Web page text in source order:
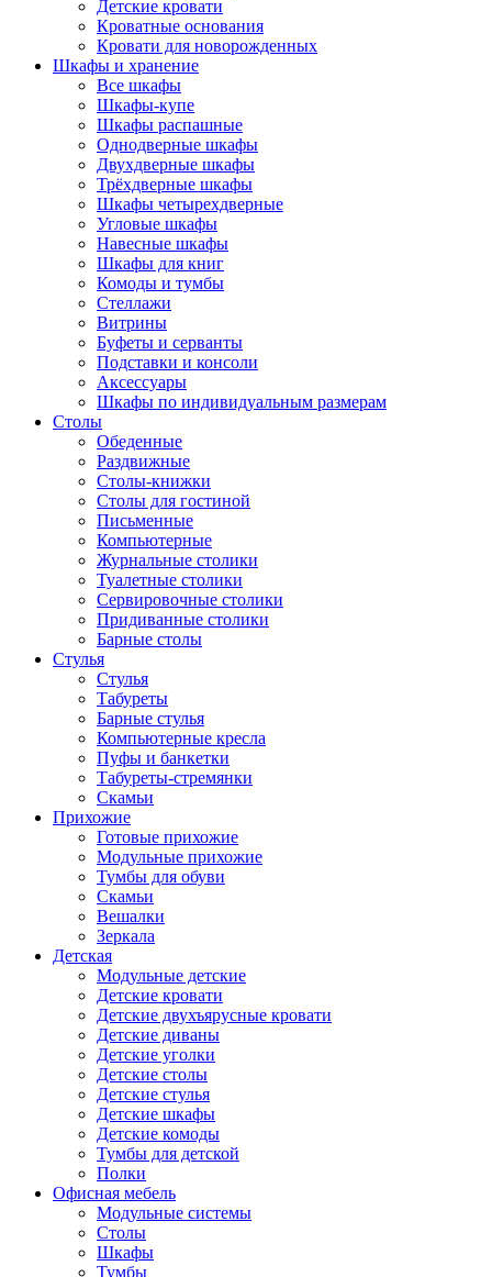
Детские кровати
Кроватные основания
Кровати для новорожденных
Шкафы и хранение
Все шкафы
Шкафы-купе
Шкафы распашные
Однодверные шкафы
Двухдверные шкафы
Трёхдверные шкафы
Шкафы четырехдверные
Угловые шкафы
Навесные шкафы
Шкафы для книг
Комоды и тумбы
Стеллажи
Витрины
Буфеты и серванты
Подставки и консоли
Аксессуары
Шкафы по индивидуальным размерам
Столы
Обеденные
Раздвижные
Столы-книжки
Столы для гостиной
Письменные
Компьютерные
Журнальные столики
Туалетные столики
Сервировочные столики
Придиванные столики
Барные столы
Стулья
Стулья
Табуреты
Барные стулья
Компьютерные кресла
Пуфы и банкетки
Табуреты-стремянки
Скамьи
Прихожие
Готовые прихожие
Модульные прихожие
Тумбы для обуви
Скамьи
Вешалки
Зеркала
Детская
Модульные детские
Детские кровати
Детские двухъярусные кровати
Детские диваны
Детские уголки
Детские столы
Детские стулья
Детские шкафы
Детские комоды
Тумбы для детской
Полки
Офисная мебель
Модульные системы
Столы
Шкафы
Тумбы